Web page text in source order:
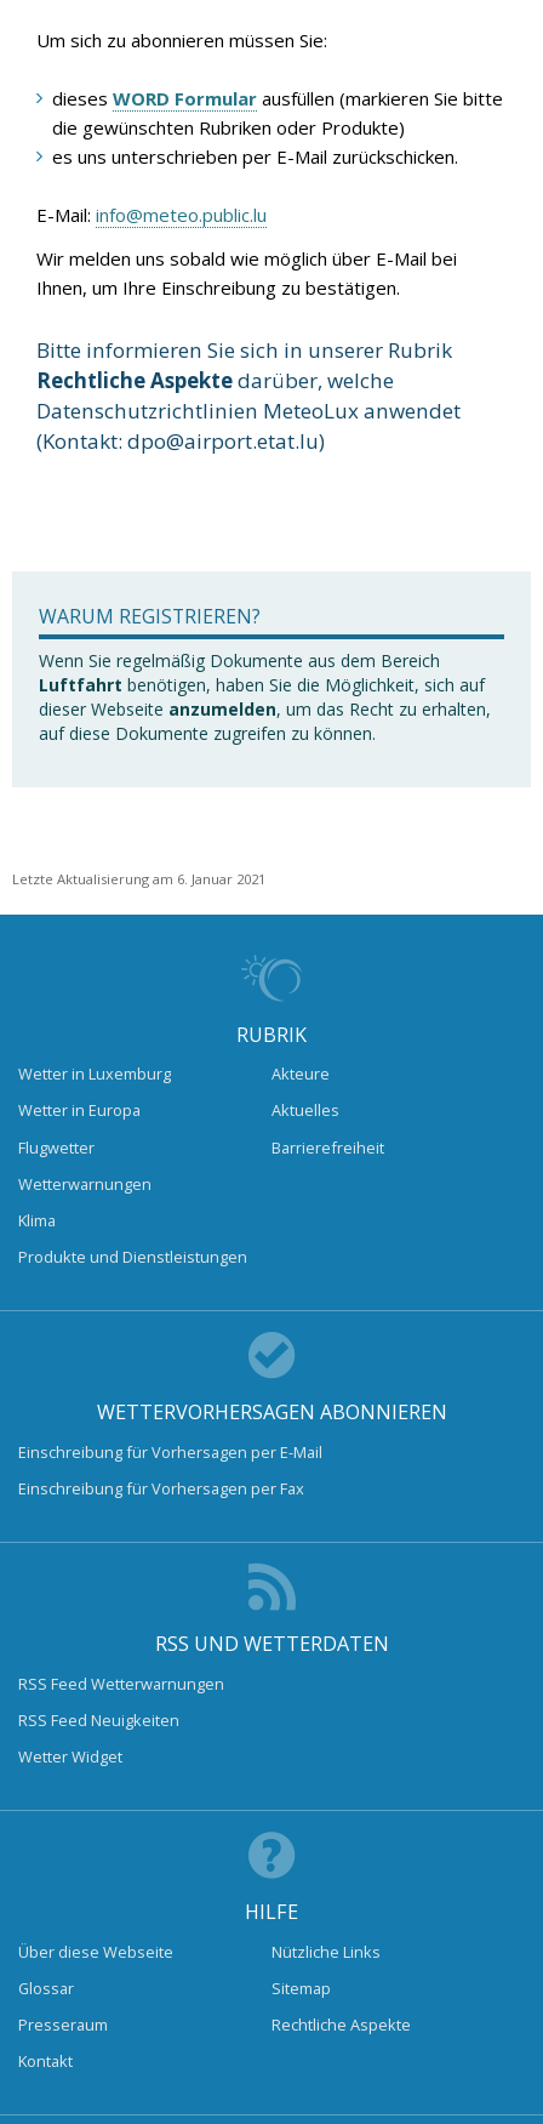
Um sich zu abonnieren müssen Sie:
dieses WORD Formular ausfüllen (markieren Sie bitte
die gewünschten Rubriken oder Produkte)
es uns unterschrieben per E-Mail zurückschicken.
E-Mail: info@meteo.public.lu
Wir melden uns sobald wie möglich über E-Mail bei
Ihnen, um Ihre Einschreibung zu bestätigen.
Bitte informieren Sie sich in unserer Rubrik
Rechtliche Aspektedarüber, welche
Datenschutzrichtlinien MeteoLux anwendet
(Kontakt: dpo@airport.etat.lu)
WARUM REGISTRIEREN?
Wenn Sie regelmäßig Dokumente aus dem Bereich
Luftfahrt benötigen, haben Sie die Möglichkeit, sich auf
dieser Webseite anzumelden, um das Recht zu erhalten,
auf diese Dokumente zugreifen zu können.
Letzte Aktualisierung am 6. Januar 2021
RUBRIK
Wetter in Luxemburg
Wetter in Europa
Flugwetter
Wetterwarnungen
Klima
Produkte und Dienstleistungen
Akteure
Aktuelles
Barrierefreiheit
WETTERVORHERSAGEN ABONNIEREN
Einschreibung für Vorhersagen per E-Mail
Einschreibung für Vorhersagen per Fax
RSS UND WETTERDATEN
RSS Feed Wetterwarnungen
RSS Feed Neuigkeiten
Wetter Widget
HILFE
Über diese Webseite
Glossar
Presseraum
Kontakt
Nützliche Links
Sitemap
Rechtliche Aspekte